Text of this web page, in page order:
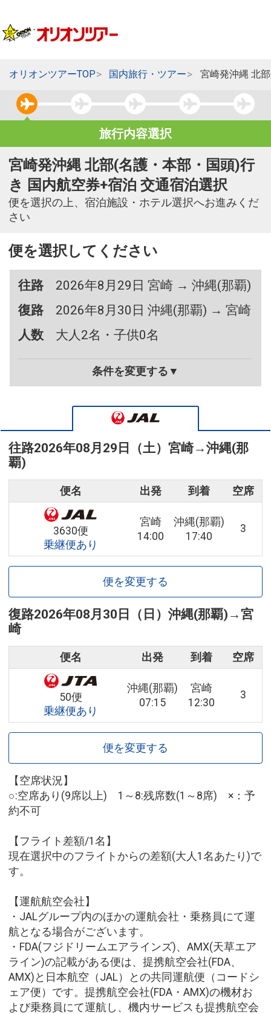
オリオンツアーTOP 国内旅行・ツアー 宮崎発沖縄 北
旅行内容選択
宮崎発沖縄 北部(名護・本部・国頭)行
き 国内航空券+宿泊 交通宿泊選択
便を選択の上、宿泊施設・ホテル選択へお進みくだ
さい
便を選択してください
往路
2026年8月29日 宮崎 → 沖縄(那覇)
復路
2026年8月30日 沖縄(那覇) → 宮崎
人数
大人2名・子供0名
条件を変更する▼
往路2026年08月29日（土） 宮崎→沖縄(那
覇)
便名 出発 到着 空席
3630便
乗継便あり
宮崎
14:00
沖縄(那覇)
17:40
3
便を変更する
復路2026年08月30日（日） 沖縄(那覇) →宮
崎
便名 出発 到着 空席
50便
乗継便あり
沖縄(那覇)
07:15
宮崎
12:30
3
便を変更する
【空席状況】
○:空席あり(9席以上) 1～8:残席数(1～8席) ×：予
約不可
【フライト差額/1名】
現在選択中のフライトからの差額(大人1名あたり)で
す。
【運航航空会社】
・JALグループ内のほかの運航会社・乗務員にて運
航となる場合がございます。
・FDA(フジドリームエアラインズ)、AMX(天草エア
ライン)の記載がある便は、提携航空会社(FDA、
AMX)と日本航空（JAL）との共同運航便（コードシ
ェア便）です。提携航空会社(FDA・AMX)の機材お
よび乗務員にて運航し、機内サービスも提携航空会